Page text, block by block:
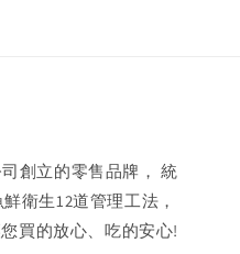
創立的零售品牌， 統
衛生12道管理工法，
買的放心、吃的安心!